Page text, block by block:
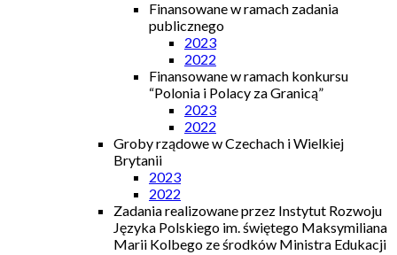
Finansowane w ramach zadania
publicznego
2023
2022
Finansowane w ramach konkursu
“Polonia i Polacy za Granicą”
2023
2022
Groby rządowe w Czechach i Wielkiej
Brytanii
2023
2022
Zadania realizowane przez Instytut Rozwoju
Języka Polskiego im. świętego Maksymiliana
Marii Kolbego ze środków Ministra Edukacji